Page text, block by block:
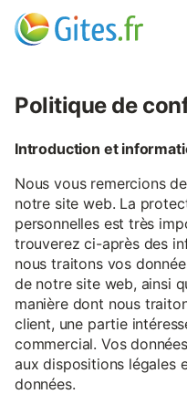
Politique de
Introduction et
Nous vous remercions
notre site web. La
personnelles est très
trouverez ci-après des
nous traitons vos
de notre site web, ainsi
manière dont nous
client, une partie
commercial. Vos
aux dispositions légales
données.